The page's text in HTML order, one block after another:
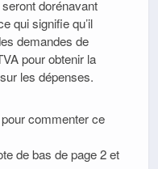
dorénavant
qui signifie qu’il
demandes de
pour obtenir la
les dépenses.
pour commenter ce
de bas de page 2 et